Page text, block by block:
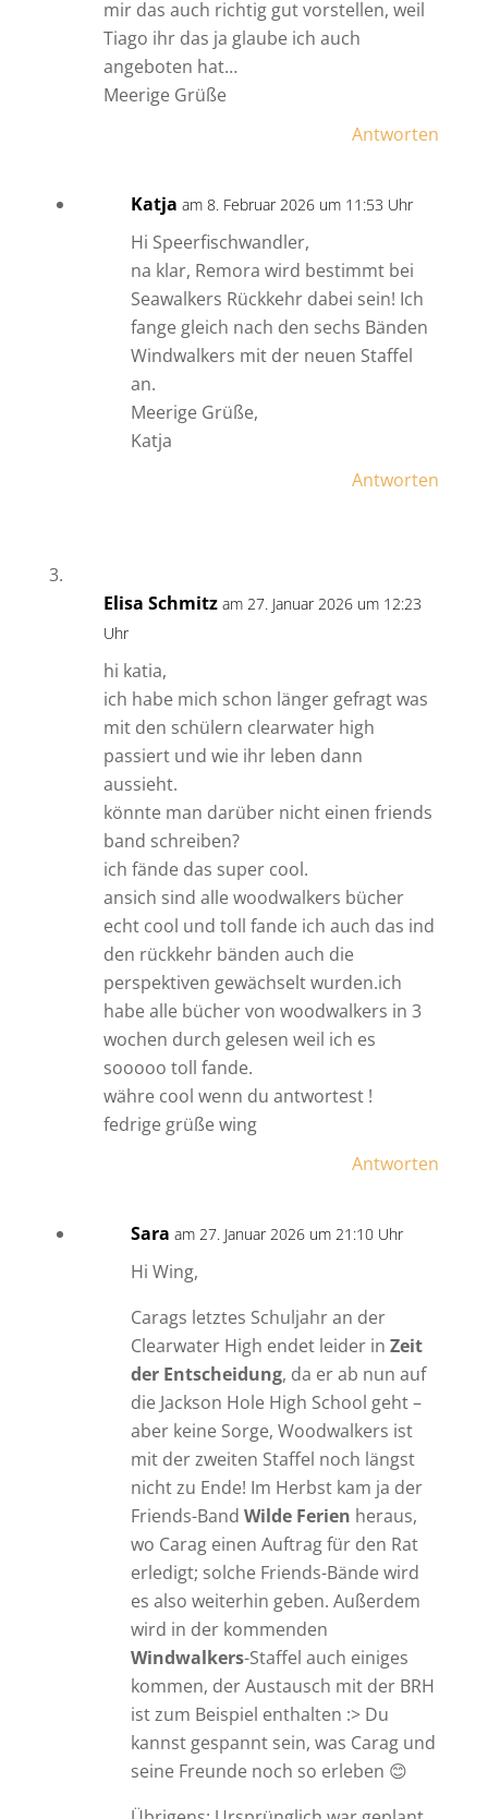
mir das auch richtig gut vorstellen, weil
Tiago ihr das ja glaube ich auch
angeboten hat…
Meerige Grüße
Antworten
Katja am 8. Februar 2026 um 11:53 Uhr
Hi Speerfischwandler,
na klar, Remora wird bestimmt bei
Seawalkers Rückkehr dabei sein! Ich
fange gleich nach den sechs Bänden
Windwalkers mit der neuen Staffel
an.
Meerige Grüße,
Katja
Antworten
Elisa Schmitz am 27. Januar 2026 um 12:23
Uhr
hi katia,
ich habe mich schon länger gefragt was
mit den schülern clearwater high
passiert und wie ihr leben dann
aussieht.
könnte man darüber nicht einen friends
band schreiben?
ich fände das super cool.
ansich sind alle woodwalkers bücher
echt cool und toll fande ich auch das ind
den rückkehr bänden auch die
perspektiven gewächselt wurden.ich
habe alle bücher von woodwalkers in 3
wochen durch gelesen weil ich es
sooooo toll fande.
währe cool wenn du antwortest !
fedrige grüße wing
Antworten
Sara am 27. Januar 2026 um 21:10 Uhr
Hi Wing,
Carags letztes Schuljahr an der
Clearwater High endet leider in Zeit
der Entscheidung, da er ab nun auf
die Jackson Hole High School geht –
aber keine Sorge, Woodwalkers ist
mit der zweiten Staffel noch längst
nicht zu Ende! Im Herbst kam ja der
Friends-Band Wilde Ferien heraus,
wo Carag einen Auftrag für den Rat
erledigt; solche Friends-Bände wird
es also weiterhin geben. Außerdem
wird in der kommenden
Windwalkers-Staffel auch einiges
kommen, der Austausch mit der BRH
ist zum Beispiel enthalten :> Du
kannst gespannt sein, was Carag und
seine Freunde noch so erleben 😊